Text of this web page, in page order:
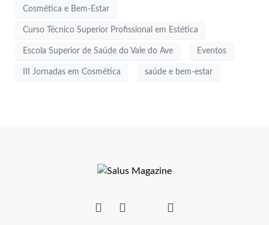
Cosmética e Bem-Estar
Curso Técnico Superior Profissional em Estética
Escola Superior de Saúde do Vale do Ave Eventos
III Jornadas em Cosmética saúde e bem-estar